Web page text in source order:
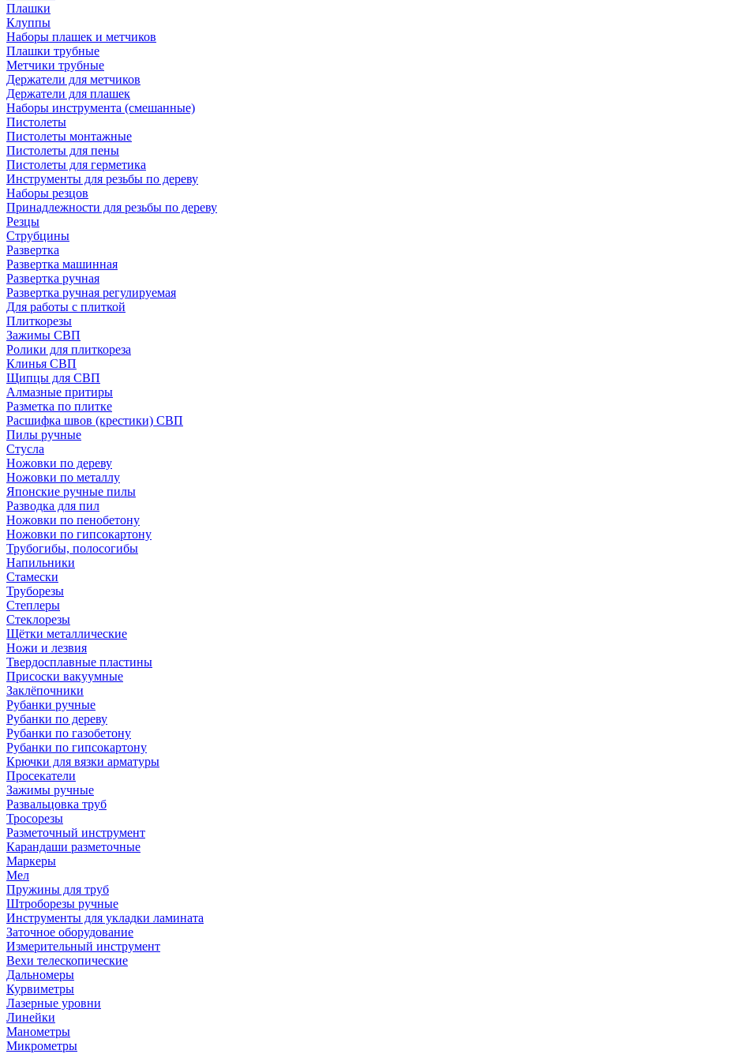
Плашки
Клуппы
Наборы плашек и метчиков
Плашки трубные
Метчики трубные
Держатели для метчиков
Держатели для плашек
Наборы инструмента (смешанные)
Пистолеты
Пистолеты монтажные
Пистолеты для пены
Пистолеты для герметика
Инструменты для резьбы по дереву
Наборы резцов
Принадлежности для резьбы по дереву
Резцы
Струбцины
Развертка
Развертка машинная
Развертка ручная
Развертка ручная регулируемая
Для работы с плиткой
Плиткорезы
Зажимы СВП
Ролики для плиткореза
Клинья СВП
Щипцы для СВП
Алмазные притиры
Разметка по плитке
Расшифка швов (крестики) СВП
Пилы ручные
Стусла
Ножовки по дереву
Ножовки по металлу
Японские ручные пилы
Разводка для пил
Ножовки по пенобетону
Ножовки по гипсокартону
Трубогибы, полосогибы
Напильники
Стамески
Труборезы
Степлеры
Стеклорезы
Щётки металлические
Ножи и лезвия
Твердосплавные пластины
Присоски вакуумные
Заклёпочники
Рубанки ручные
Рубанки по дереву
Рубанки по газобетону
Рубанки по гипсокартону
Крючки для вязки арматуры
Просекатели
Зажимы ручные
Развальцовка труб
Тросорезы
Разметочный инструмент
Карандаши разметочные
Маркеры
Мел
Пружины для труб
Штроборезы ручные
Инструменты для укладки ламината
Заточное оборудование
Измерительный инструмент
Вехи телескопические
Дальномеры
Курвиметры
Лазерные уровни
Линейки
Манометры
Микрометры